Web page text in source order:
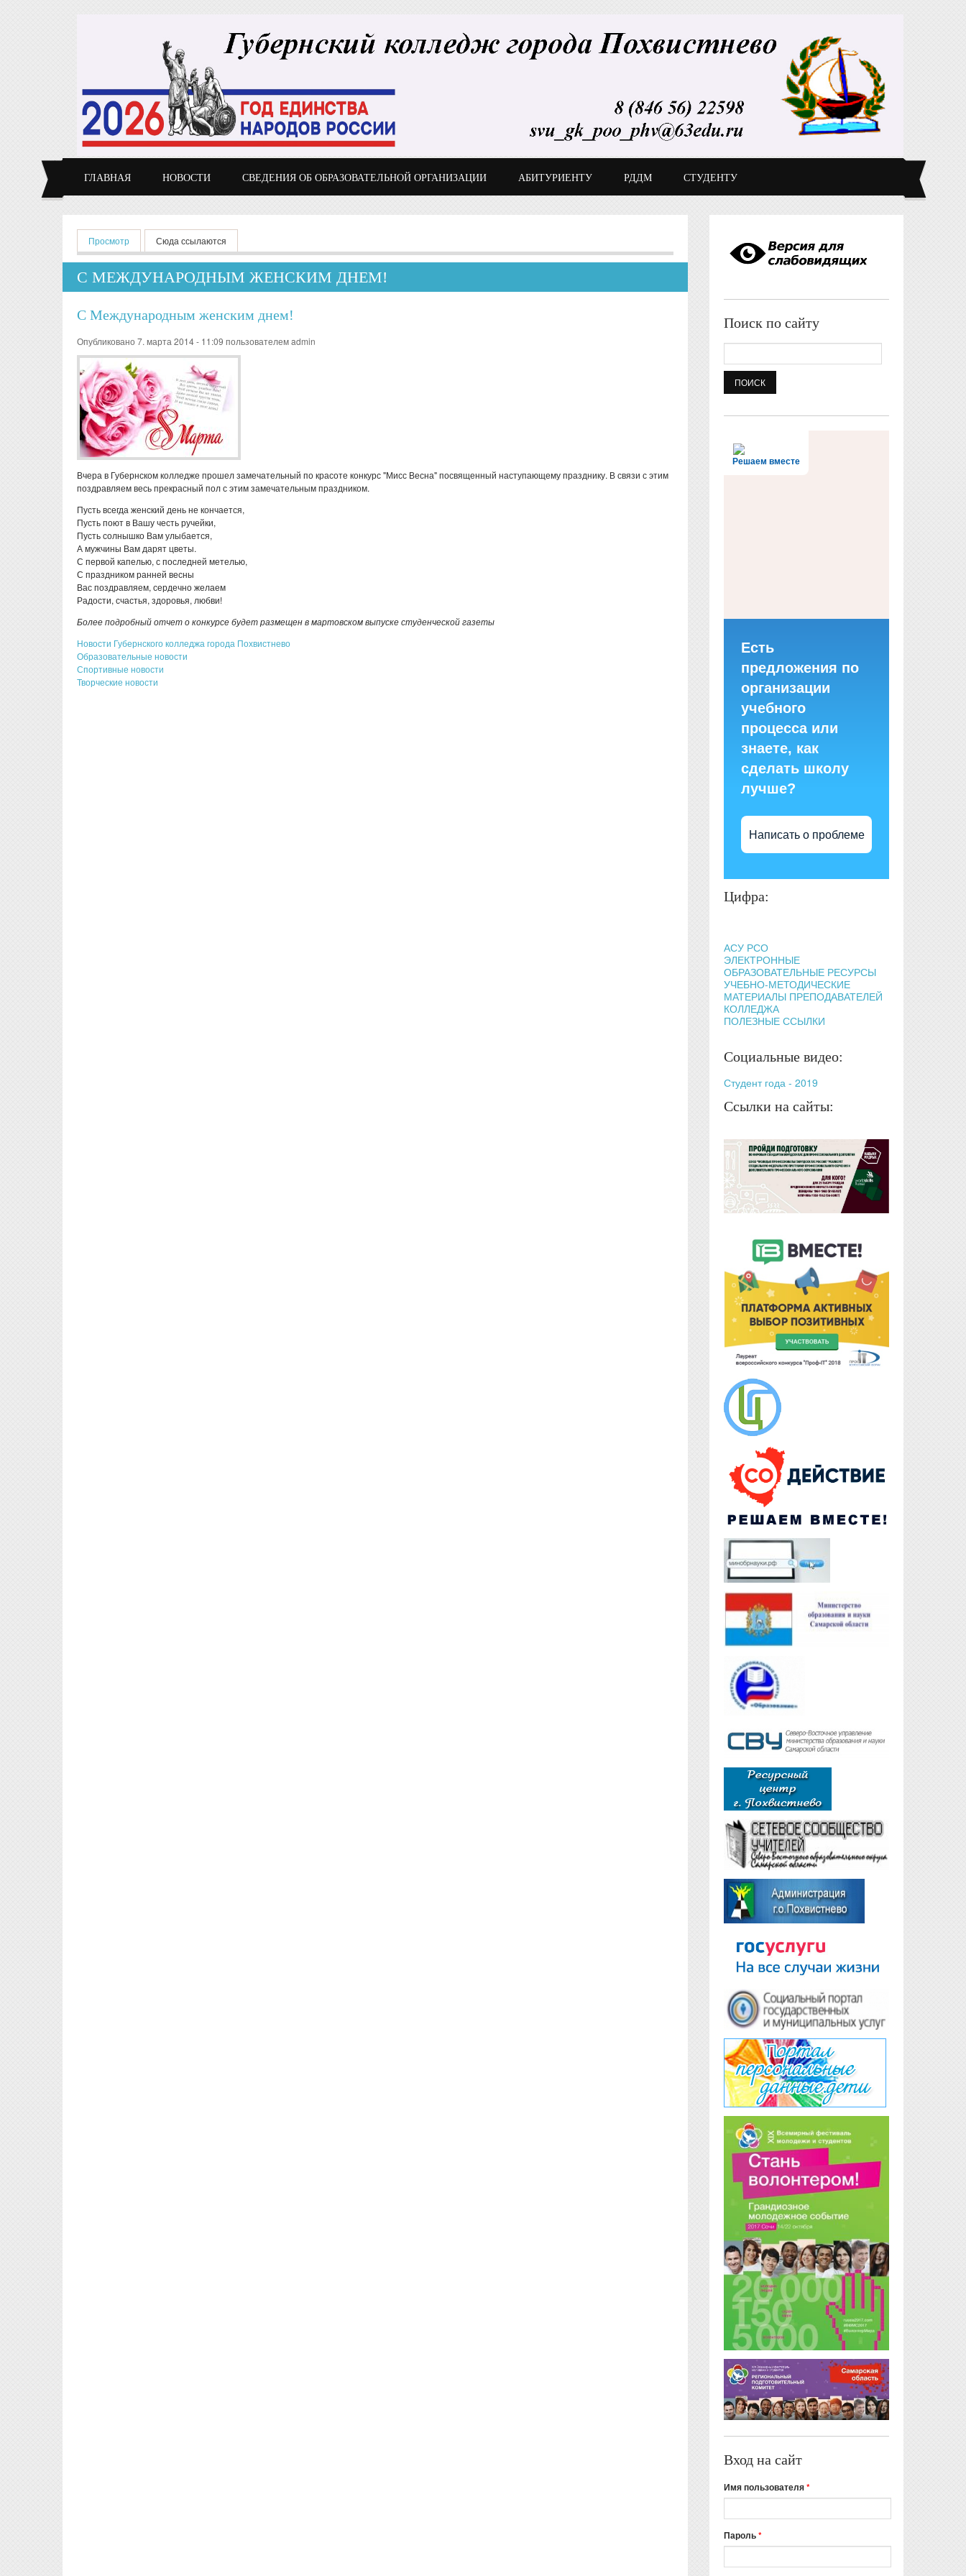
ГЛАВНАЯ НОВОСТИ СВЕДЕНИЯ ОБ ОБРАЗОВАТЕЛЬНОЙ ОРГАНИЗАЦИИ АБИТУРИЕНТУ РДДМ СТУДЕНТУ
Главные вкладки
Просмотр (активная вкладка)
Сюда ссылаются
С МЕЖДУНАРОДНЫМ ЖЕНСКИМ ДНЕМ!
С Международным женским днем!
Опубликовано 7. марта 2014 - 11:09 пользователемadmin
Вчера в Губернском колледже прошел замечательный по красоте конкурс "Мисс Весна" посвященный наступающему празднику. В связи с этим
поздравляем весь прекрасный пол с этим замечательным праздником.
Пусть всегда женский день не кончается,
Пусть поют в Вашу честь ручейки,
Пусть солнышко Вам улыбается,
А мужчины Вам дарят цветы.
С первой капелью, с последней метелью,
С праздником ранней весны
Вас поздравляем, сердечно желаем
Радости, счастья, здоровья, любви!
Более подробный отчет о конкурсе будет размещен в мартовском выпуске студенческой газеты
Новости Губернского колледжа города Похвистнево
Образовательные новости
Спортивные новости
Творческие новости
Поиск по сайту
Решаем вместе
Есть
предложения по
организации
учебного
процесса или
знаете, как
сделать школу
лучше?
Написать о проблеме
Цифра:
АСУ РСО
ЭЛЕКТРОННЫЕ
ОБРАЗОВАТЕЛЬНЫЕ РЕСУРСЫ
УЧЕБНО-МЕТОДИЧЕСКИЕ
МАТЕРИАЛЫ ПРЕПОДАВАТЕЛЕЙ
КОЛЛЕДЖА
ПОЛЕЗНЫЕ ССЫЛКИ
Социальные видео:
Студент года - 2019
Ссылки на сайты:
Вход на сайт
Имя пользователя*
Пароль*